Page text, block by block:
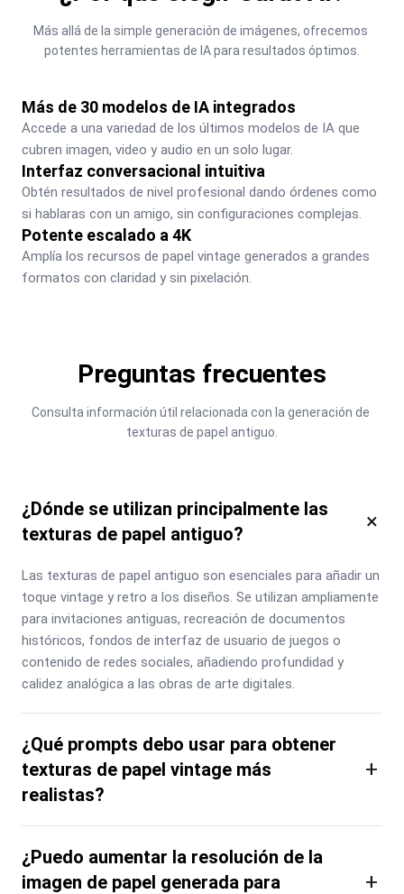
Más allá de la simple generación de imágenes, ofrecemos
potentes herramientas de IA para resultados óptimos.
Más de 30 modelos de IA integrados
Accede a una variedad de los últimos modelos de IA que
cubren imagen, video y audio en un solo lugar.
Interfaz conversacional intuitiva
Obtén resultados de nivel profesional dando órdenes como
si hablaras con un amigo, sin configuraciones complejas.
Potente escalado a 4K
Amplía los recursos de papel vintage generados a grandes
formatos con claridad y sin pixelación.
Preguntas frecuentes
Consulta información útil relacionada con la generación de
texturas de papel antiguo.
¿Dónde se utilizan principalmente las
texturas de papel antiguo?
×
Las texturas de papel antiguo son esenciales para añadir un
toque vintage y retro a los diseños. Se utilizan ampliamente
para invitaciones antiguas, recreación de documentos
históricos, fondos de interfaz de usuario de juegos o
contenido de redes sociales, añadiendo profundidad y
calidez analógica a las obras de arte digitales.
¿Qué prompts debo usar para obtener
texturas de papel vintage más
realistas?
+
¿Puedo aumentar la resolución de la
imagen de papel generada para
+